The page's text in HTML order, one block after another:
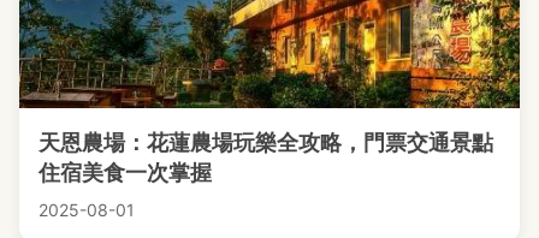
天恩農場：花蓮農場玩樂全攻略，門票交通景點
住宿美食一次掌握
2025-08-01